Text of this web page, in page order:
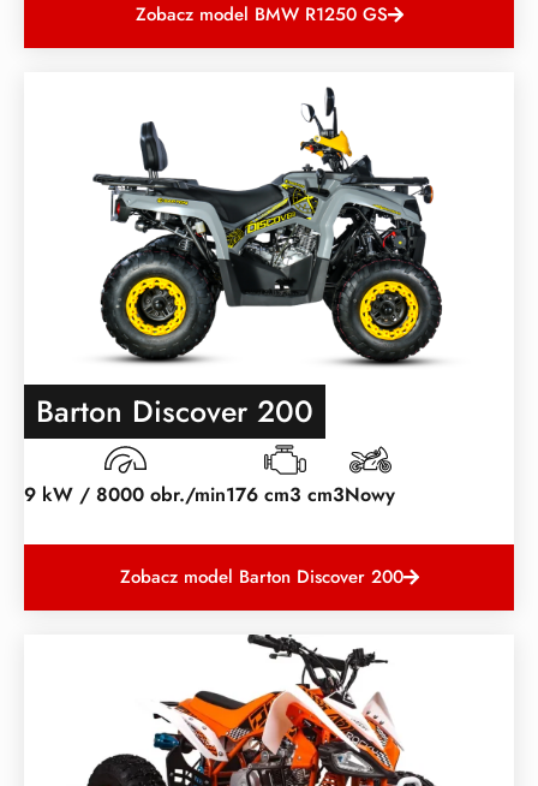
Zobacz model BMW R1250 GS
Barton Discover 200
9 kW / 8000 obr./min176 cm3 cm3Nowy
Zobacz model Barton Discover 200